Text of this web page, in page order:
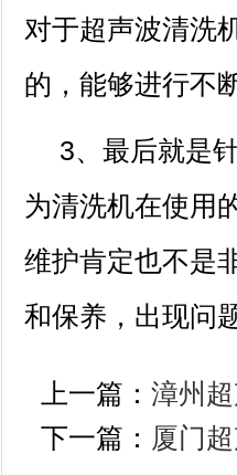
对于超声波清洗
的，能够进行不
3、最后就是
为清洗机在使用
维护肯定也不是
和保养，出现问
上一篇： 漳州
下一篇： 厦门